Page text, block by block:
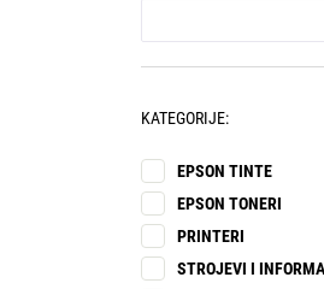
KATEGORIJE:
EPSON TINTE
EPSON TONERI
PRINTERI
STROJEVI I